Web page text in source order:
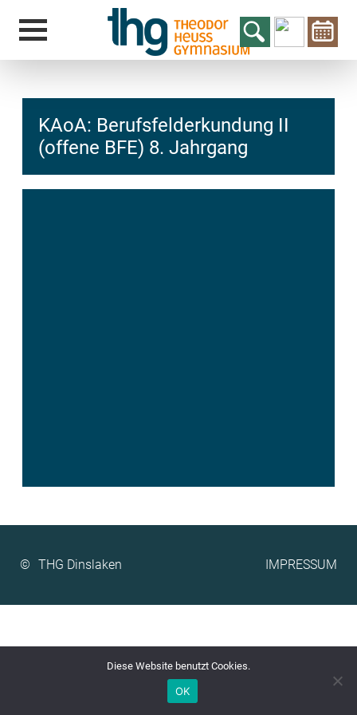
ed.ne
kalsn
id-gh
t@elu
hcs
KAoA: Berufsfelderkundung II
(offene BFE) 8. Jahrgang
© IMPRESSUM
Diese Website benutzt Cookies.
OK